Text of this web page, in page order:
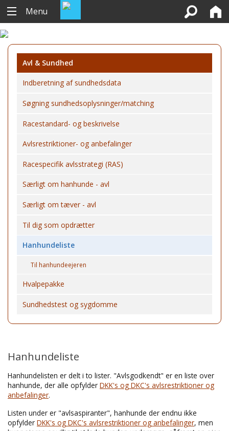
Menu
Avl & Sundhed
Indberetning af sundhedsdata
Søgning sundhedsoplysninger/matching
Racestandard- og beskrivelse
Avlsrestriktioner- og anbefalinger
Racespecifik avlsstrategi (RAS)
Særligt om hanhunde - avl
Særligt om tæver - avl
Til dig som opdrætter
Hanhundeliste
Til hanhundeejeren
Hvalpepakke
Sundhedstest og sygdomme
Hanhundeliste
Hanhundelisten er delt i to lister. "Avlsgodkendt" er en liste over
hanhunde, der alle opfylder DKK's og DKC's avlsrestriktioner og
anbefalinger.
Listen under er "avlsaspiranter", hanhunde der endnu ikke
opfylder DKK's og DKC's avlsrestriktioner og anbefalinger, men